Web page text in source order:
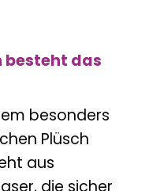
besteht das
besonders
Plüsch
aus